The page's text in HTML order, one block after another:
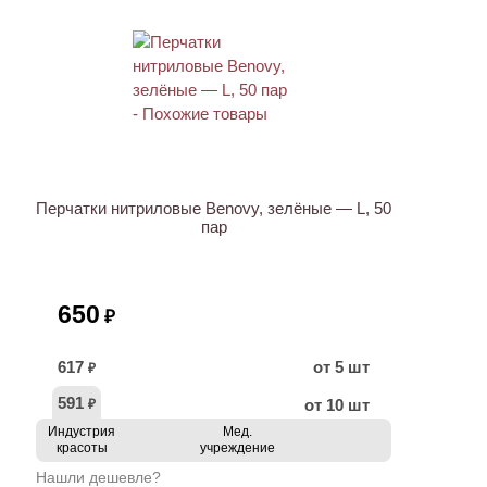
Перчатки нитриловые Benovy, зелёные — L, 50
пар
650 ₽
617 ₽
от 5 шт
591 ₽ от 10 шт
Индустрия
красоты
Мед.
учреждение
Нашли дешевле?